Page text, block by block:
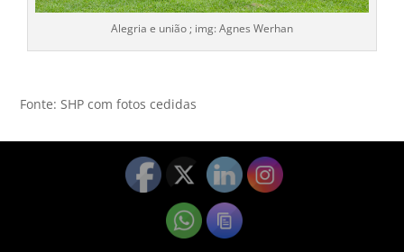
Alegria e união ; img: Agnes Werhan
Fonte: SHP com fotos cedidas